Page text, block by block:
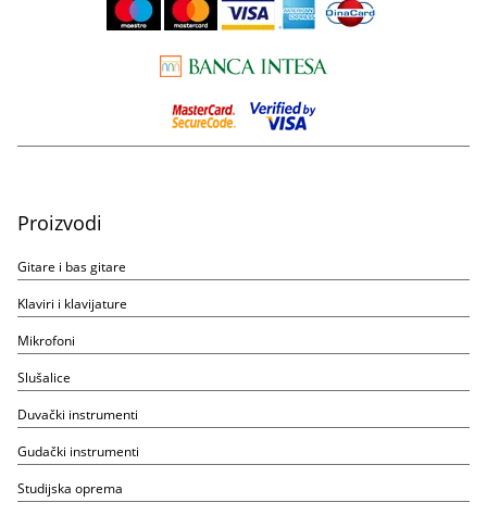
Proizvodi
Gitare i bas gitare
Klaviri i klavijature
Mikrofoni
Slušalice
Duvački instrumenti
Gudački instrumenti
Studijska oprema